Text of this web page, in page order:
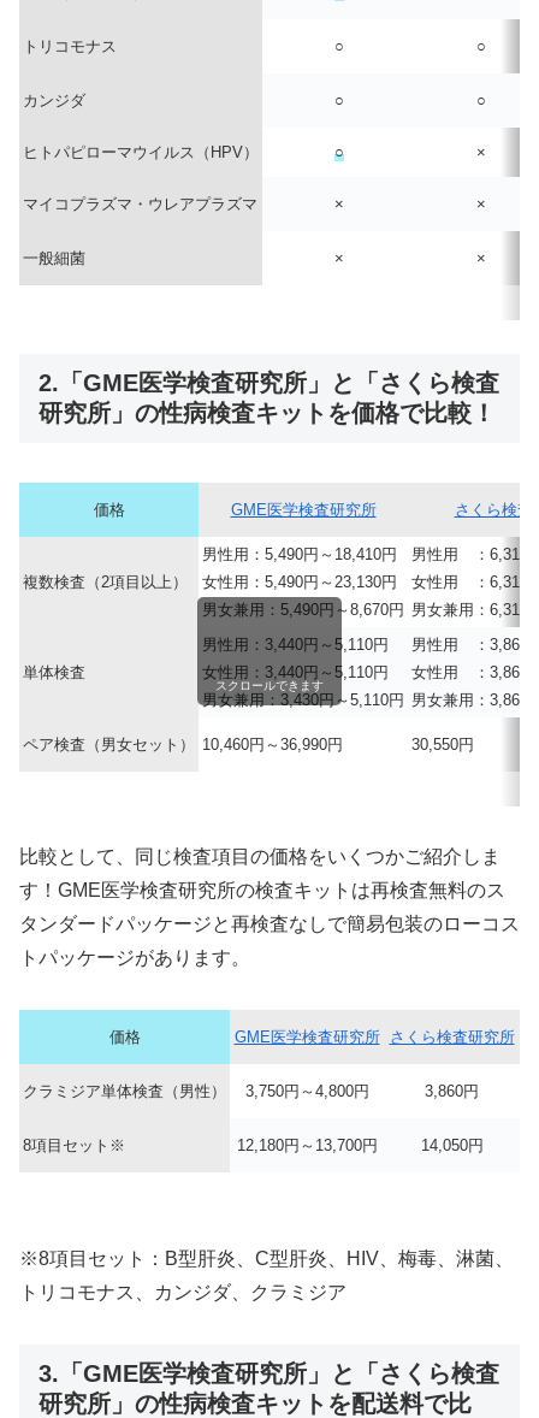
トリコモナス ○ ○
カンジダ ○ ○
ヒトパピローマウイルス（HPV） ○ ×
マイコプラズマ・ウレアプラズマ × ×
一般細菌 × ×
2.「GME医学検査研究所」と「さくら検査
研究所」の性病検査キットを価格で比較！
価格 GME医学検査研究所 さくら検査
複数検査（2項目以上）
男性用：5,490円～18,410円
女性用：5,490円～23,130円
男女兼用：5,490円～8,670円
男性用 ：6,310
女性用 ：6,310
男女兼用：6,310
単体検査
男性用：3,440円～5,110円
女性用：3,440円～5,110円
男女兼用：3,430円～5,110円
男性用 ：3,860
女性用 ：3,860
男女兼用：3,860
ペア検査（男女セット） 10,460円～36,990円 30,550円
スクロールできます
比較として、同じ検査項目の価格をいくつかご紹介しま
す！GME医学検査研究所の検査キットは再検査無料のス
タンダードパッケージと再検査なしで簡易包装のローコス
トパッケージがあります。
価格 GME医学検査研究所 さくら検査研究所
クラミジア単体検査（男性） 3,750円～4,800円 3,860円
8項目セット※ 12,180円～13,700円 14,050円
※8項目セット：B型肝炎、C型肝炎、HIV、梅毒、淋菌、
トリコモナス、カンジダ、クラミジア
3.「GME医学検査研究所」と「さくら検査
研究所」の性病検査キットを配送料で比